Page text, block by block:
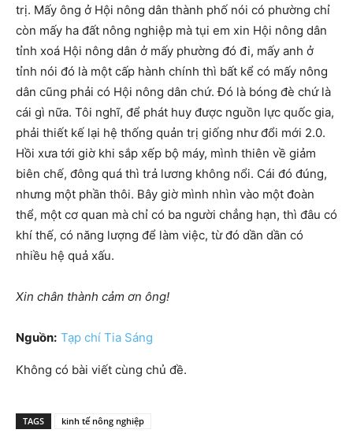
trị. Mấy ông ở Hội nông dân thành phố nói có phường chỉ
còn mấy ha đất nông nghiệp mà tụi em xin Hội nông dân
tỉnh xoá Hội nông dân ở mấy phường đó đi, mấy anh ở
tỉnh nói đó là một cấp hành chính thì bất kể có mấy nông
dân cũng phải có Hội nông dân chứ. Đó là bóng đè chứ là
cái gì nữa. Tôi nghĩ, để phát huy được nguồn lực quốc gia,
phải thiết kế lại hệ thống quản trị giống như đổi mới 2.0.
Hồi xưa tới giờ khi sắp xếp bộ máy, mình thiên về giảm
biên chế, đông quá thì trả lương không nổi. Cái đó đúng,
nhưng một phần thôi. Bây giờ mình nhìn vào một đoàn
thể, một cơ quan mà chỉ có ba người chẳng hạn, thì đâu có
khí thế, có năng lượng để làm việc, từ đó dần dần có
nhiều hệ quả xấu.
Xin chân thành cảm ơn ông!
Nguồn: Tạp chí Tia Sáng
Không có bài viết cùng chủ đề.
TAGS kinh tế nông nghiệp